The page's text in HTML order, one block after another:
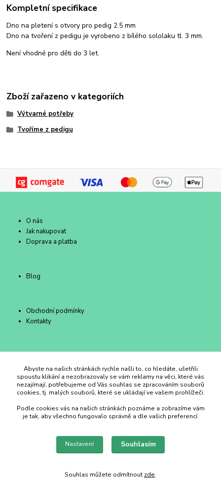
Kompletní specifikace
Dno na pletení s otvory pro pedig 2.5 mm
Dno na tvoření z pedigu je vyrobeno z bílého sololaku tl. 3 mm.
Není vhodné pro děti do 3 let.
Zboží zařazeno v kategoriích
Výtvarné potřeby
Tvoříme z pedigu
O nás
Jak nakupovat
Doprava a platba
Blog
Obchodní podmínky
Kontakty
Duhový Ateliér Kroměříž
+420 734 258 002
duhovyatelier@email.cz
Abyste na našich stránkách rychle našli to, co hledáte, ušetřili
spoustu klikání a nezobrazovaly se vám reklamy na věci, které vás
nezajímají, potřebujeme od Vás souhlas se zpracováním souborů
cookies, tj. malých souborů, které se ukládají ve vašem prohlížeči.
Podle cookies vás na našich stránkách poznáme a zobrazíme vám
je tak, aby všechno fungovalo správně a dle vašich preferencí.
Nastavení Souhlasím
Souhlas můžete odmítnout zde.